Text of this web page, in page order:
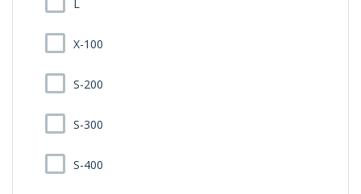
L
X-100
S-200
S-300
S-400